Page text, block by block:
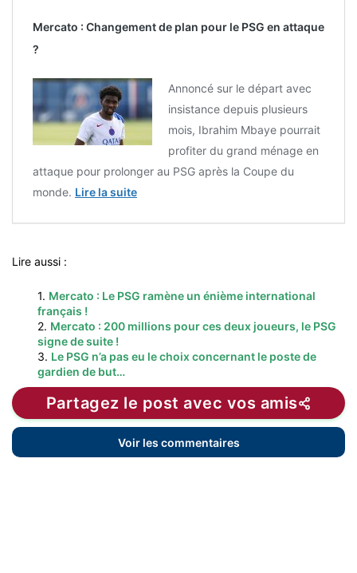
Mercato : Changement de plan pour le PSG en attaque
?
Annoncé sur le départ avec
insistance depuis plusieurs
mois, Ibrahim Mbaye pourrait
profiter du grand ménage en
attaque pour prolonger au PSG après la Coupe du
monde. Lire la suite
Lire aussi :
1. Mercato : Le PSG ramène un énième international
français !
2. Mercato : 200 millions pour ces deux joueurs, le PSG
signe de suite !
3. Le PSG n’a pas eu le choix concernant le poste de
gardien de but…
Partagez le post avec vos amis
Voir les commentaires